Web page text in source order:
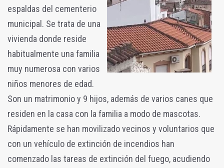
espaldas del cementerio
municipal. Se trata de una
vivienda donde reside
habitualmente una familia
muy numerosa con varios
niños menores de edad.
Son un matrimonio y 9 hijos, además de varios canes que
residen en la casa con la familia a modo de mascotas.
Rápidamente se han movilizado vecinos y voluntarios que
con un vehículo de extinción de incendios han
comenzado las tareas de extinción del fuego, acudiendo